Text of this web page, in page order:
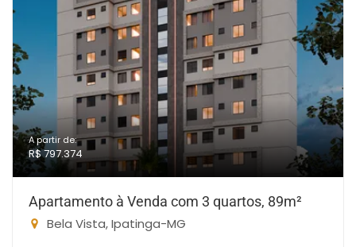
A partir de:
R$ 797.374
Apartamento à Venda com 3 quartos, 89m²
Bela Vista, Ipatinga-MG